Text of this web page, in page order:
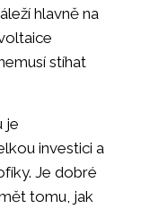
hlavně na
stíhat
je
investici a
Je dobré
tomu, jak